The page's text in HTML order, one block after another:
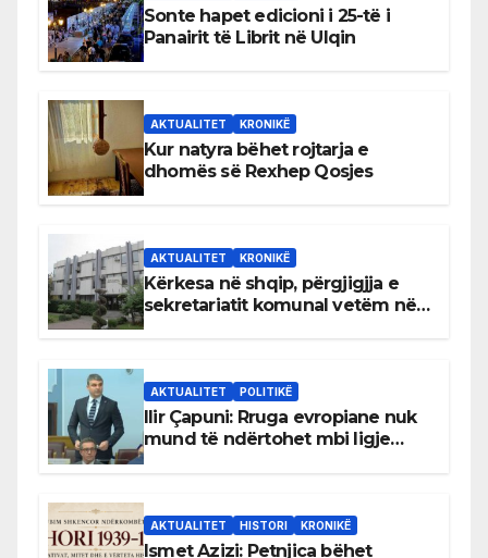
Sonte hapet edicioni i 25-të i
Panairit të Librit në Ulqin
AKTUALITET KRONIKË
Kur natyra bëhet rojtarja e
dhomës së Rexhep Qosjes
AKTUALITET KRONIKË
Kërkesa në shqip, përgjigjja e
sekretariatit komunal vetëm në
AKTUALITET POLITIKË
Ilir Çapuni: Rruga evropiane nuk
mund të ndërtohet mbi ligje
AKTUALITET HISTORI KRONIKË
Ismet Azizi: Petnjica bëhet